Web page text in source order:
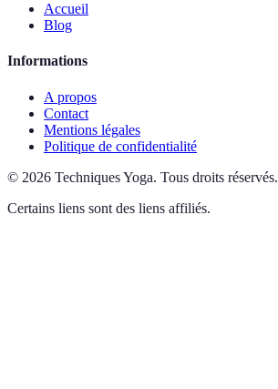
Accueil
Blog
Informations
A propos
Contact
Mentions légales
Politique de confidentialité
© 2026 Techniques Yoga. Tous droits réservés.
Certains liens sont des liens affiliés.